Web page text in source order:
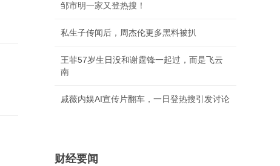
邹市明一家又登热搜！
私生子传闻后，周杰伦更多黑料被扒
王菲57岁生日没和谢霆锋一起过，而是飞云
南
戚薇内娱AI宣传片翻车，一日登热搜引发讨论
财经要闻